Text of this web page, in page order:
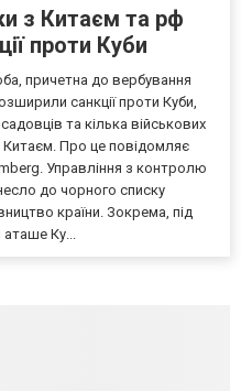
з Китаєм та рф
проти Куби
причетна до вербування
санкції проти Куби,
та кілька військових
Китаєм. Про це повідомляє
Управління з контролю
до чорного списку
країни. Зокрема, під
аташе Ку...